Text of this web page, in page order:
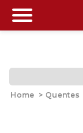
Home > Quentes